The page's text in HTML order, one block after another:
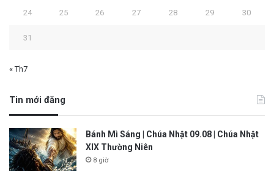
24 25 26 27 28 29 30
31
« Th7
Tin mới đăng
Bánh Mì Sáng | Chúa Nhật 09.08 | Chúa Nhật
XIX Thường Niên
8 giờ